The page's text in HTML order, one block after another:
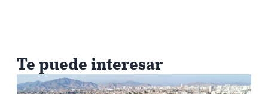
Te puede interesar